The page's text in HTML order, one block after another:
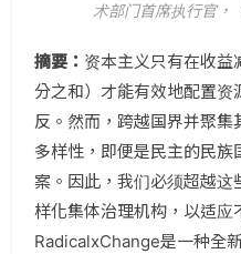
术部门首席执行官，
摘要： 资本主义只有在收益
分之和）才能有效地配置资
反。然而，跨越国界并聚集
多样性，即便是民主的民族
案。因此，我们必须超越这
样化集体治理机构，以适应
RadicalxChange是一种全